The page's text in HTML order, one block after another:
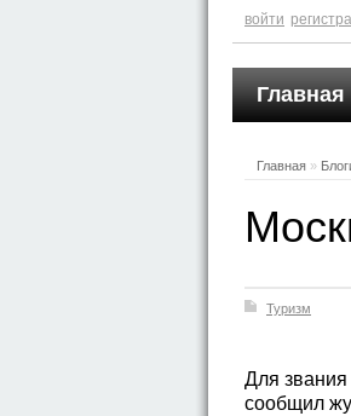
войти
Главная
Главная »
Туризм
Для звания
сообщил